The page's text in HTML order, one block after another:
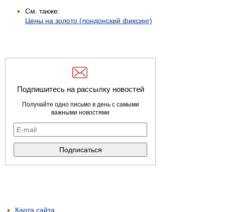
См. также:
Цены на золото (лондонский фиксинг)
Подпишитесь на рассылку новостей
Получайте одно письмо в день с самыми
важными новостями
Карта сайта